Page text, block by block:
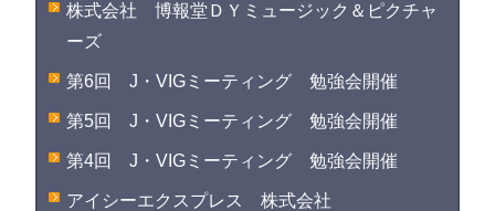
株式会社 博報堂ＤＹミュージック＆ピクチャ
ーズ
第6回 J・VIGミーティング 勉強会開催
第5回 J・VIGミーティング 勉強会開催
第4回 J・VIGミーティング 勉強会開催
アイシーエクスプレス 株式会社